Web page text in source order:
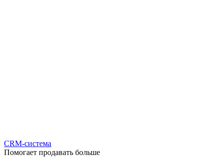
CRM-система
Помогает продавать больше